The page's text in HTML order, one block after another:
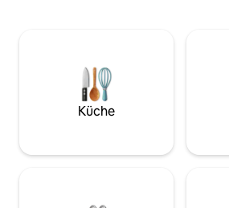
Informationen zu erhalten. Genießen
Sie eine moderne, ebenerdige Dusche,
eine voll ausgestattete Küche und
schnelles WLAN. Modernes
Küche